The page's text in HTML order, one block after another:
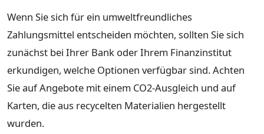
Wenn Sie sich für ein umweltfreundliches
Zahlungsmittel entscheiden möchten, sollten Sie sich
zunächst bei Ihrer Bank oder Ihrem Finanzinstitut
erkundigen, welche Optionen verfügbar sind. Achten
Sie auf Angebote mit einem CO2-Ausgleich und auf
Karten, die aus recycelten Materialien hergestellt
wurden.